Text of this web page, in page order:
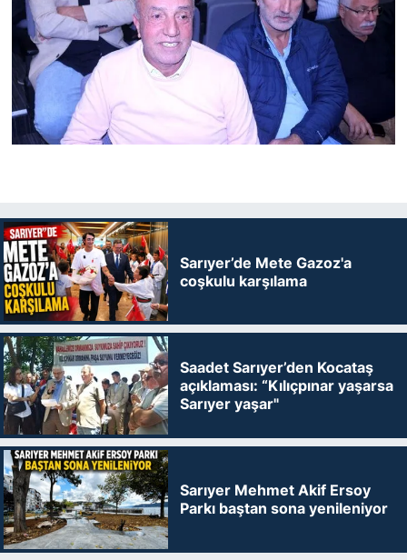
Sarıyer’de Mete Gazoz'a
coşkulu karşılama
Saadet Sarıyer’den Kocataş
açıklaması: “Kılıçpınar yaşarsa
Sarıyer yaşar"
Sarıyer Mehmet Akif Ersoy
Parkı baştan sona yenileniyor